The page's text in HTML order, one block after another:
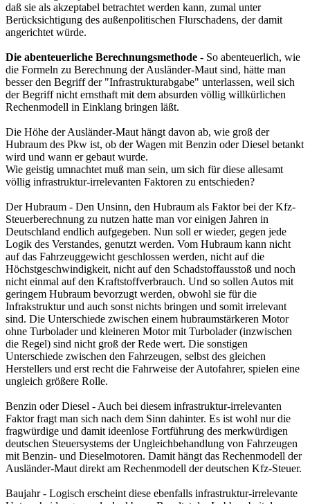
daß sie als akzeptabel betrachtet werden kann, zumal unter
Berücksichtigung des außenpolitischen Flurschadens, der damit
angerichtet würde.
Die abenteuerliche Berechnungsmethode - So abenteuerlich, wie
die Formeln zu Berechnung der Ausländer-Maut sind, hätte man
besser den Begriff der "Infrastrukturabgabe" unterlassen, weil sich
der Begriff nicht ernsthaft mit dem absurden völlig willkürlichen
Rechenmodell in Einklang bringen läßt.
Die Höhe der Ausländer-Maut hängt davon ab, wie groß der
Hubraum des Pkw ist, ob der Wagen mit Benzin oder Diesel betankt
wird und wann er gebaut wurde.
Wie geistig umnachtet muß man sein, um sich für diese allesamt
völlig infrastruktur-irrelevanten Faktoren zu entschieden?
Der Hubraum - Den Unsinn, den Hubraum als Faktor bei der Kfz-
Steuerberechnung zu nutzen hatte man vor einigen Jahren in
Deutschland endlich aufgegeben. Nun soll er wieder, gegen jede
Logik des Verstandes, genutzt werden. Vom Hubraum kann nicht
auf das Fahrzeuggewicht geschlossen werden, nicht auf die
Höchstgeschwindigkeit, nicht auf den Schadstoffausstoß und noch
nicht einmal auf den Kraftstoffverbrauch. Und so sollen Autos mit
geringem Hubraum bevorzugt werden, obwohl sie für die
Infrakstruktur und auch sonst nichts bringen und somit irrelevant
sind. Die Unterschiede zwischen einem hubraumstärkeren Motor
ohne Turbolader und kleineren Motor mit Turbolader (inzwischen
die Regel) sind nicht groß der Rede wert. Die sonstigen
Unterschiede zwischen den Fahrzeugen, selbst des gleichen
Herstellers und erst recht die Fahrweise der Autofahrer, spielen eine
ungleich größere Rolle.
Benzin oder Diesel - Auch bei diesem infrastruktur-irrelevanten
Faktor fragt man sich nach dem Sinn dahinter. Es ist wohl nur die
fragwürdige und damit ideenlose Fortführung des merkwürdigen
deutschen Steuersystems der Ungleichbehandlung von Fahrzeugen
mit Benzin- und Dieselmotoren. Damit hängt das Rechenmodell der
Ausländer-Maut direkt am Rechenmodell der deutschen Kfz-Steuer.
Baujahr - Logisch erscheint diese ebenfalls infrastruktur-irrelevante